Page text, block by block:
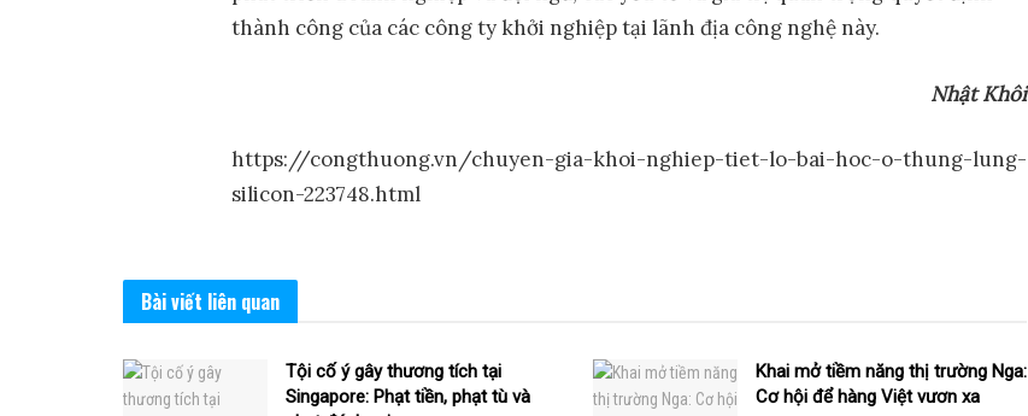
thành công của các công ty khởi nghiệp tại lãnh địa công nghệ này.
Nhật Khôi
https://congthuong.vn/chuyen-gia-khoi-nghiep-tiet-lo-bai-hoc-o-thung-lung-
silicon-223748.html
Bài viết liên quan
Tội cố ý gây thương tích tại
Singapore: Phạt tiền, phạt tù và
Khai mở tiềm năng thị trường Nga:
Cơ hội để hàng Việt vươn xa